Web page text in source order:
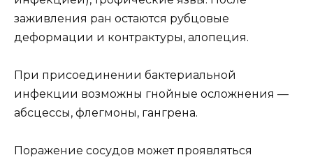
заживления ран остаются рубцовые
деформации и контрактуры, алопеция.
При присоединении бактериальной
инфекции возможны гнойные осложнения —
абсцессы, флегмоны, гангрена.
Поражение сосудов может проявляться